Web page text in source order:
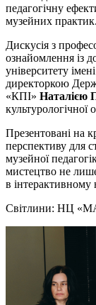
педагогічну
музейних практик.
Дискусія з
ознайомлення із
університету
директоркою
«КПІ» Наталією
культурологічної
Презентовані на
перспективу для
музейної
мистецтво не
в інтерактивному
Світлини: НЦ